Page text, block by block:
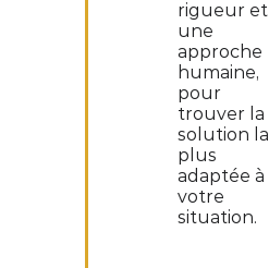
rigueur et
une
approche
humaine,
pour
trouver la
solution la
plus
adaptée à
votre
situation.